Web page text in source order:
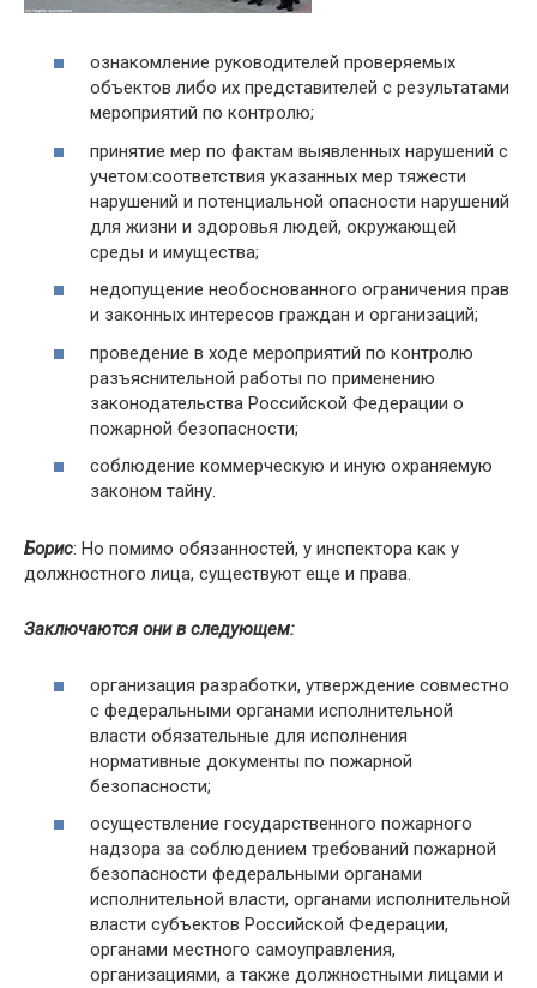
ознакомление руководителей проверяемых
объектов либо их представителей с результатами
мероприятий по контролю;
принятие мер по фактам выявленных нарушений с
учетом:соответствия указанных мер тяжести
нарушений и потенциальной опасности нарушений
для жизни и здоровья людей, окружающей
среды и имущества;
недопущение необоснованного ограничения прав
и законных интересов граждан и организаций;
проведение в ходе мероприятий по контролю
разъяснительной работы по применению
законодательства Российской Федерации о
пожарной безопасности;
соблюдение коммерческую и иную охраняемую
законом тайну.
Борис: Но помимо обязанностей, у инспектора как у
должностного лица, существуют еще и права.
Заключаются они в следующем:
организация разработки, утверждение совместно
с федеральными органами исполнительной
власти обязательные для исполнения
нормативные документы по пожарной
безопасности;
осуществление государственного пожарного
надзора за соблюдением требований пожарной
безопасности федеральными органами
исполнительной власти, органами исполнительной
власти субъектов Российской Федерации,
органами местного самоуправления,
организациями, а также должностными лицами и